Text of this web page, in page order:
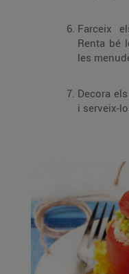
Farceix
Renta bé les
les
Decora
i serveix-